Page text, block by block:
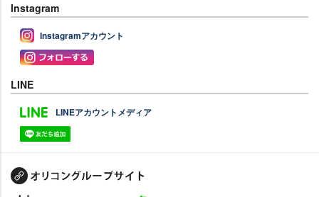
Instagram
Instagramアカウント
LINE
LINEアカウントメディア